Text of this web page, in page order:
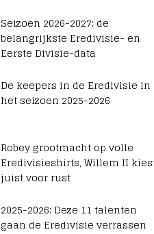
Seizoen 2026-2027: de
belangrijkste Eredivisie- en
Eerste Divisie-data
De keepers in de Eredivisie in
het seizoen 2025-2026
Robey grootmacht op volle
Eredivisieshirts, Willem II
juist voor rust
2025-2026: Deze 11 talenten
gaan de Eredivisie verrassen